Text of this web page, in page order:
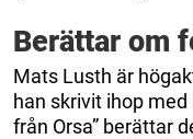
Berättar om
Mats Lusth är
han skrivit ihop med
från Orsa” berättar